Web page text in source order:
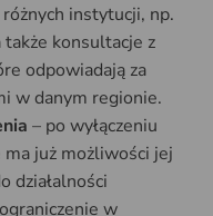
instytucji, np.
także konsultacje z
odpowiadają za
w danym regionie.
– po wyłączeniu
już możliwości jej
działalności
w